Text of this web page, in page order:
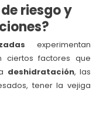
riesgo y
experimentan
ciertos factores que
deshidratación, las
tener la vejiga